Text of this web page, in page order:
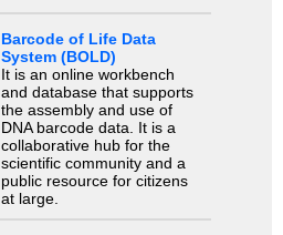
Barcode of Life Data
System (BOLD)
It is an online workbench
and database that supports
the assembly and use of
DNA barcode data. It is a
collaborative hub for the
scientific community and a
public resource for citizens
at large.